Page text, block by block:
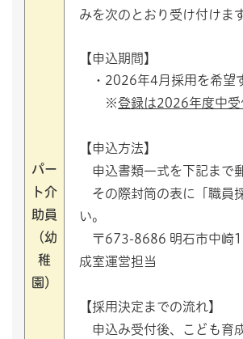
パー
ト介
助員
（幼
稚
園）
みを次のとおり受け付けます
【申込期間】
・2026年4月採用を希望
※登録は2026年度中受
【申込方法】
申込書類一式を下記まで
その際封筒の表に「職員
い。
〒673-8686 明石市中崎1
成室運営担当
【採用決定までの流れ】
申込み受付後、こども育